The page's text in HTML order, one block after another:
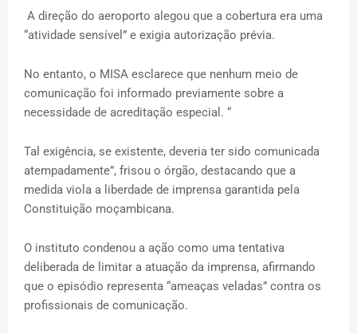
A direção do aeroporto alegou que a cobertura era uma
“atividade sensível” e exigia autorização prévia.
No entanto, o MISA esclarece que nenhum meio de
comunicação foi informado previamente sobre a
necessidade de acreditação especial. “
Tal exigência, se existente, deveria ter sido comunicada
atempadamente”, frisou o órgão, destacando que a
medida viola a liberdade de imprensa garantida pela
Constituição moçambicana.
O instituto condenou a ação como uma tentativa
deliberada de limitar a atuação da imprensa, afirmando
que o episódio representa “ameaças veladas” contra os
profissionais de comunicação.